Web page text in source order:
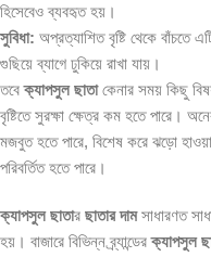
হিসেবেও ব্যবহৃত হয়।
সুবিধা: অপ্রত্যাশিত বৃষ্টি থেকে বাঁচতে
গুছিয়ে ব্যাগে ঢুকিয়ে রাখা যায়।
তবেক্যাপসুল ছাতাকেনার সময় কিছু
বৃষ্টিতে সুরক্ষা ক্ষেত্র কম হতে পারে।
মজবুত হতে পারে, বিশেষ করে ঝড়ো
পরিবর্তিত হতে পারে।
ক্যাপসুল ছাতার ছাতার দামসাধারণত
হয়। বাজারে বিভিন্ন ব্র্যান্ডেরক্যাপসুল